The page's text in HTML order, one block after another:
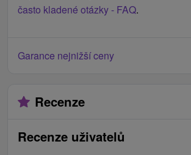
často kladené otázky - FAQ.
Garance nejnižší ceny
Recenze
Recenze uživatelů